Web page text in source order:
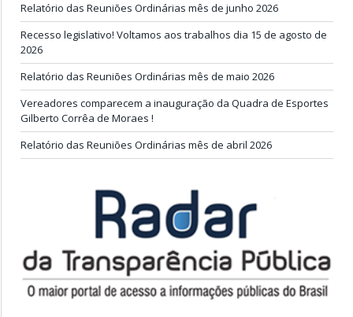
Relatório das Reuniões Ordinárias mês de junho 2026
Recesso legislativo! Voltamos aos trabalhos dia 15 de agosto de
2026
Relatório das Reuniões Ordinárias mês de maio 2026
Vereadores comparecem a inauguração da Quadra de Esportes
Gilberto Corrêa de Moraes !
Relatório das Reuniões Ordinárias mês de abril 2026